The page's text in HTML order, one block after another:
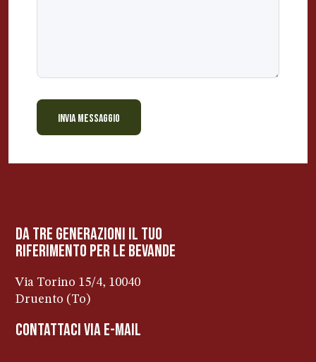
INVIA MESSAGGIO
da tre generazioni il tuo
riferimento per le bevanDe
Via Torino 15/4, 10040
Druento (To)
contattaci via e-mail